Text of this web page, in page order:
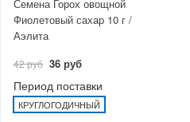
Семена Горох овощной
Фиолетовый сахар 10 г /
Аэлита
42 руб 36 руб
Период поставки
КРУГЛОГОДИЧНЫЙ